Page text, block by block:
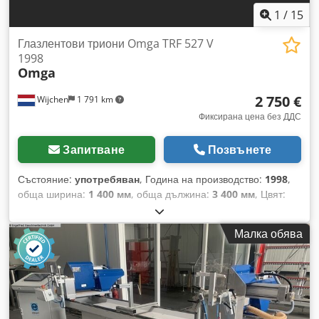
1 / 15
Wijchen 1 791 km
Глазлентови триони Omga TRF 527 V
1998
Omga
2 750 €
Фиксирана цена без ДДС
Запитване Позвънете
Състояние: употребяван, Година на производство: 1998,
обща ширина: 1 400 мм, обща дължина: 3 400 мм, Цвят:
зелен Тегло: 250 кг Размери (Д x Ш x В): 340 x 140 x 150 см
- Година на производство: 1998 г. - Налична документация:
Не - Наличен CE сертификат: Не - Сериен номер: - Брой на
режещите агрегати [брой]: 2 - Макс. ширина на рязане
[мм]: 55 - Макс. височина на рязане [мм]: 110 - Диаметър
на отвора за режещия диск [мм]: 30 - Мин. диаметър на
режещия диск [мм]: 215 - Макс. диаметър на режещия диск
[мм]: 220 - Брой пневматични скоби: 2 Dsdpfxozcnpqe
Малка обява